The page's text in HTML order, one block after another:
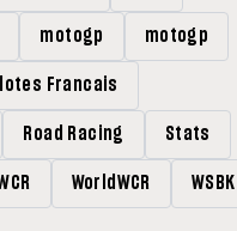
motogp motogp
Francais
Road Racing Stats
WorldWCR WSBK